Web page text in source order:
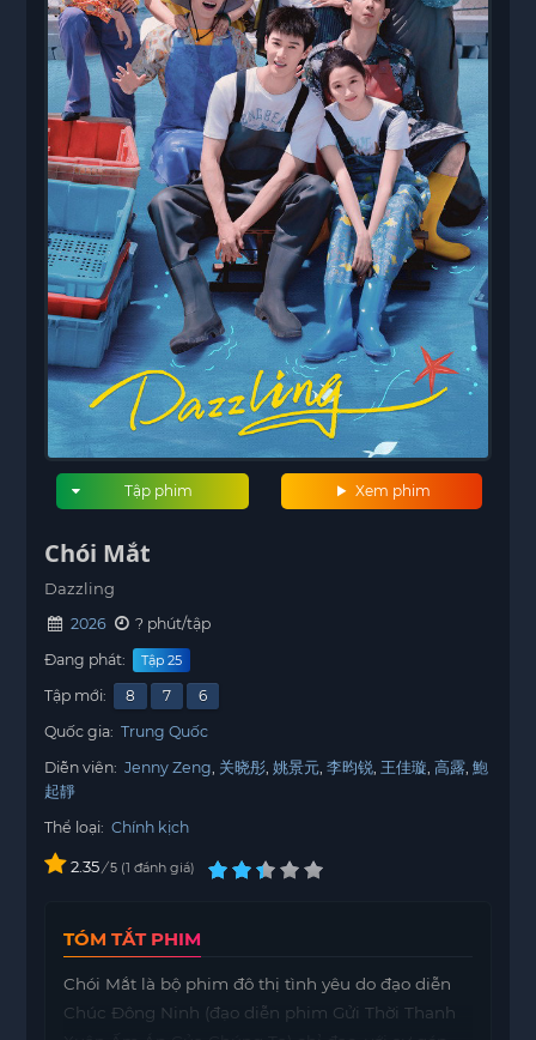
Xem phim
Tập phim
Chói Mắt
Dazzling
2026
? phút/tập
Đang phát:
Tập 25
Tập mới: 8 7
6
Quốc gia: Trung Quốc
Diễn viên: Jenny Zeng 关晓彤 姚景元 李昀锐 王佳璇 高露 鮑
起靜
Thể loại: Chính kịch
2.35 / 5 1 đánh giá
TÓM TẮT PHIM
Chói Mắt là bộ phim đô thị tình yêu do đạo diễn
Chúc Đông Ninh (đạo diễn phim Gửi Thời Thanh